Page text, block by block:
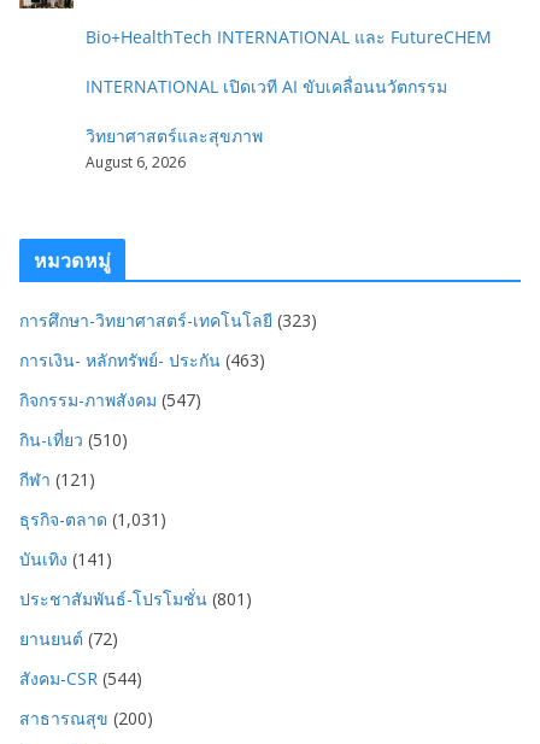
Bio+HealthTech INTERNATIONAL และ FutureCHEM
INTERNATIONAL เปิดเวที AI ขับเคลื่อนนวัตกรรม
วิทยาศาสตร์และสุขภาพ
August 6, 2026
หมวดหมู่
การศึกษา-วิทยาศาสตร์-เทคโนโลยี (323)
การเงิน- หลักทรัพย์- ประกัน (463)
กิจกรรม-ภาพสังคม (547)
กิน-เที่ยว (510)
กีฬา (121)
ธุรกิจ-ตลาด (1,031)
บันเทิง (141)
ประชาสัมพันธ์-โปรโมชั่น (801)
ยานยนต์ (72)
สังคม-CSR (544)
สาธารณสุข (200)